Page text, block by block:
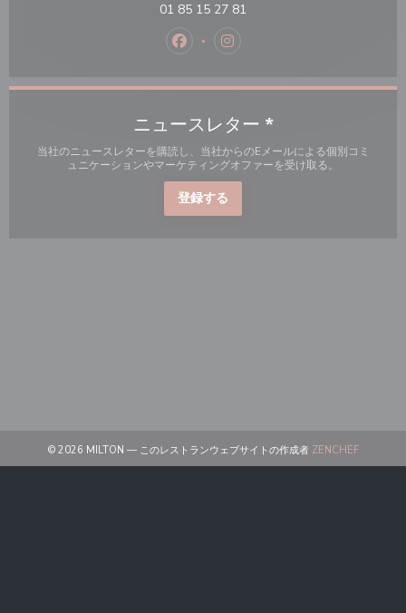
01 85 15 27 81
Facebook ((新しいウィンドウで開
Instagram ((新しいウィン
ニュースレター *
当社のニュースレターを購読し、当社からのEメールによる個別コミ
ュニケーションやマーケティングオファーを受け取る。
登録する
© 2026 MILTON — このレストランウェブサイトの作成者 ZENCHEF((新しい